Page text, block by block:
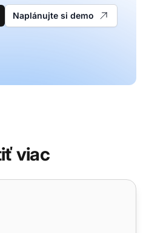
Naplánujte si demo
viac